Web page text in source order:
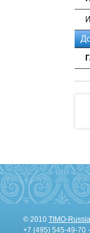
© 2010 TIMO-Russia
+7 (495) 545-49-70